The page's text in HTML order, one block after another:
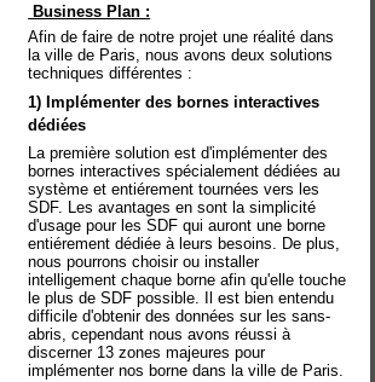
Business Plan :
Afin de faire de notre projet une réalité dans
la ville de Paris, nous avons deux solutions
techniques différentes :
1) Implémenter des bornes interactives
dédiées
La première solution est d'implémenter des
bornes interactives spécialement dédiées au
système et entiérement tournées vers les
SDF. Les avantages en sont la simplicité
d'usage pour les SDF qui auront une borne
entiérement dédiée à leurs besoins. De plus,
nous pourrons choisir ou installer
intelligement chaque borne afin qu'elle touche
le plus de SDF possible. Il est bien entendu
difficile d'obtenir des données sur les sans-
abris, cependant nous avons réussi à
discerner 13 zones majeures pour
implémenter nos borne dans la ville de Paris.